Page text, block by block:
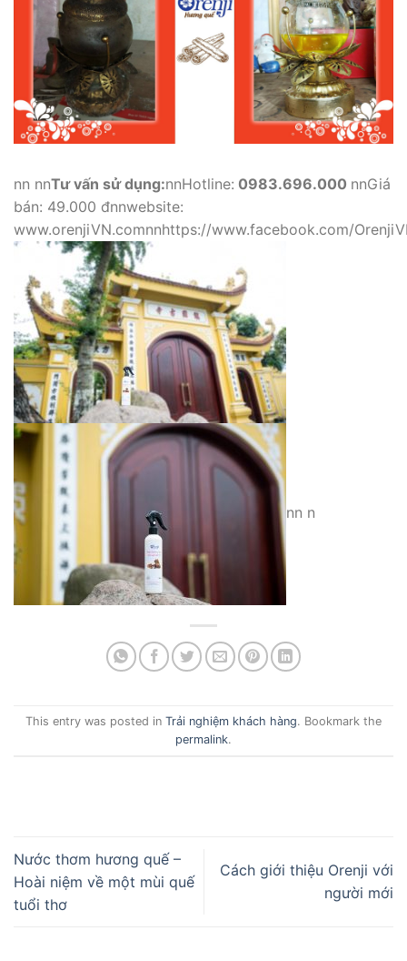
nn nnTư vấn sử dụng:nnHotline: 0983.696.000 nnGiá
bán: 49.000 đnnwebsite:
www.orenjiVN.comnnhttps://www.facebook.com/
nn n
This entry was posted in Trải nghiệm khách hàng. Bookmark the
permalink.
Nước thơm hương quế –
Hoài niệm về một mùi quế
tuổi thơ
Cách giới thiệu Orenji với
người mới